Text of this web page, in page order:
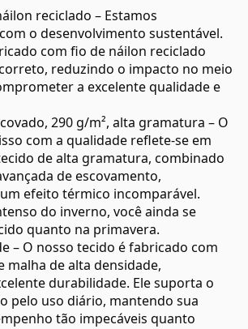
reciclado – Estamos
o desenvolvimento sustentável.
com fio de náilon reciclado
reduzindo o impacto no meio
a excelente qualidade e
290 g/m², alta gramatura – O
com a qualidade reflete-se em
de alta gramatura, combinado
de escovamento,
efeito térmico incomparável.
do inverno, você ainda se
quanto na primavera.
– O nosso tecido é fabricado com
malha de alta densidade,
durabilidade. Ele suporta o
pelo uso diário, mantendo sua
tão impecáveis quanto